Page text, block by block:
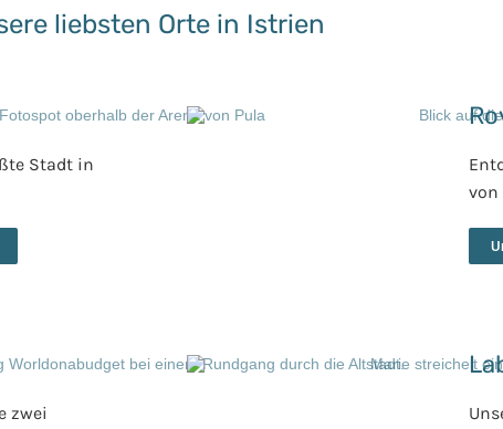
liebsten Orte in Istrien
Stadt in
von
zwei